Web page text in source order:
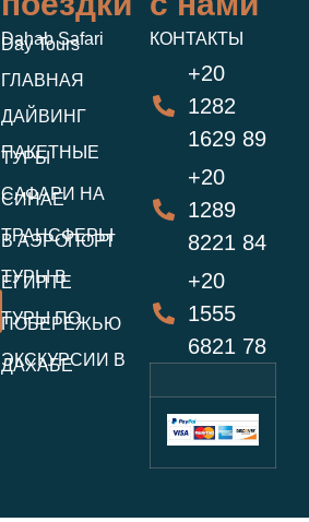
Dahab Safari
Day Tours
ГЛАВНАЯ
ДАЙВИНГ
ПАКЕТНЫЕ
ТУРЫ
САФАРИ НА
СИНАЕ
ТРАНСФЕРЫ
В АЭРОПОРТ
ТУРЫ В
ЕГИПТЕ
ТУРЫ ПО
ПОБЕРЕЖЬЮ
ЭКСКУРСИИ В
ДАХАБЕ
КОНТАКТЫ
+20
1282
1629 89
+20
1289
8221 84
+20
1555
6821 78